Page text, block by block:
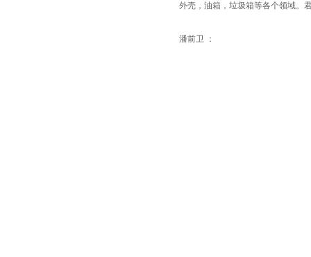
外壳，油箱，垃圾箱等各个领域。
潘前卫 ：